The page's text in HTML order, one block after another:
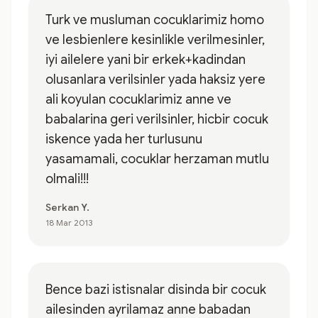
Turk ve musluman cocuklarimiz homo
ve lesbienlere kesinlikle verilmesinler,
iyi ailelere yani bir erkek+kadindan
olusanlara verilsinler yada haksiz yere
ali koyulan cocuklarimiz anne ve
babalarina geri verilsinler, hicbir cocuk
iskence yada her turlusunu
yasamamali, cocuklar herzaman mutlu
olmali!!!
Serkan Y.
18 Mar 2013
Bence bazi istisnalar disinda bir cocuk
ailesinden ayrilamaz anne babadan